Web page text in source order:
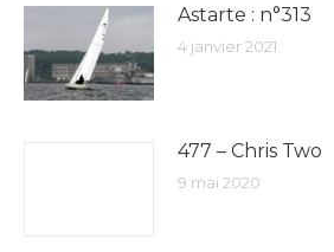
Astarte : n°313
4 janvier 2021
477 – Chris Two
9 mai 2020